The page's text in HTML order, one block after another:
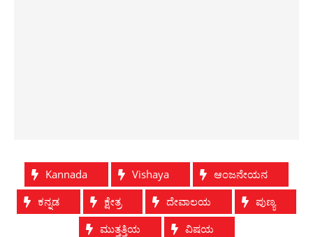
Kannada Vishaya
ಆಂಜನೇಯನ
ಕನ್ನಡ
ಕ್ಷೇತ್ರ ದೇವಾಲಯ
ಪುಣ್ಯ
ಮುತ್ತತ್ತಿಯ
ವಿಷಯ